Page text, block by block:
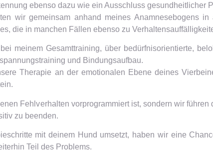
ebenso dazu wie ein Ausschluss gesundheitlicher
wir gemeinsam anhand meines Anamnesebogens
die in manchen Fällen ebenso zu
meinem Gesamttraining, über bedürfnisorientierte,
und Bindungsaufbau.
Therapie an der emotionalen Ebene deines
Fehlverhalten vorprogrammiert ist, sondern wir
zu beenden.
mit deinem Hund umsetzt, haben wir eine
Teil des Problems.